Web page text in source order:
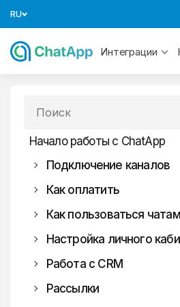
RU
Интеграции
Начало работы с ChatApp
Как оплатить
Как пользоваться
Настройка личного
Подключение каналов
СМС
MAX
WhatsApp
WhatsApp
Официальный WhatsApp
Telegram
Авито
Работа с CRM
Битрикс24
Рассылки